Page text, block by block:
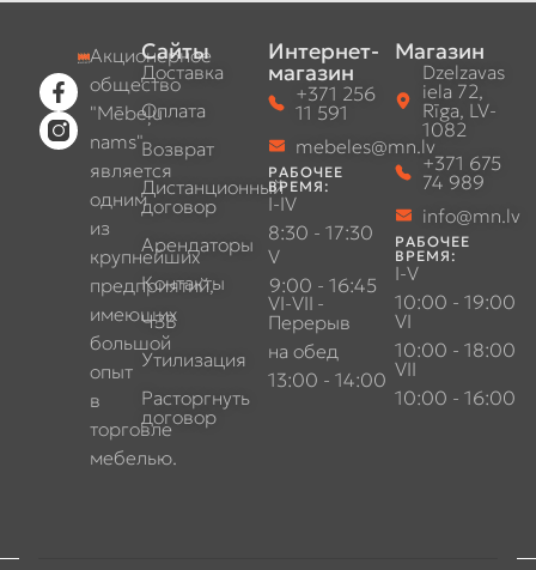
Акционерное
общество
"Mēbeļu
nams"
является
одним
из
крупнейших
предприятий,
имеющих
большой
опыт
в
торговле
мебелью.
Сайты
Доставка
Оплата
Возврат
Дистанционный
договор
Арендаторы
Контакты
ЧЗВ
Утилизация
Расторгнуть
договор
Интернет-
магазин
+371 256
11 591
mebeles@mn.lv
РАБОЧЕЕ
ВРЕМЯ:
I-IV
8:30 - 17:30
V
9:00 - 16:45
VI-VII -
Перерыв
на обед
13:00 - 14:00
Магазин
Dzelzavas
iela 72,
Rīga, LV-
1082
+371 675
74 989
info@mn.lv
РАБОЧЕЕ
ВРЕМЯ:
I-V
10:00 - 19:00
VI
10:00 - 18:00
VII
10:00 - 16:00